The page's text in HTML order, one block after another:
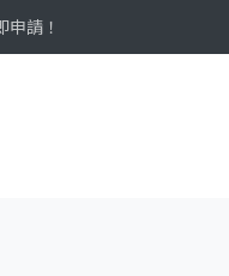
請！